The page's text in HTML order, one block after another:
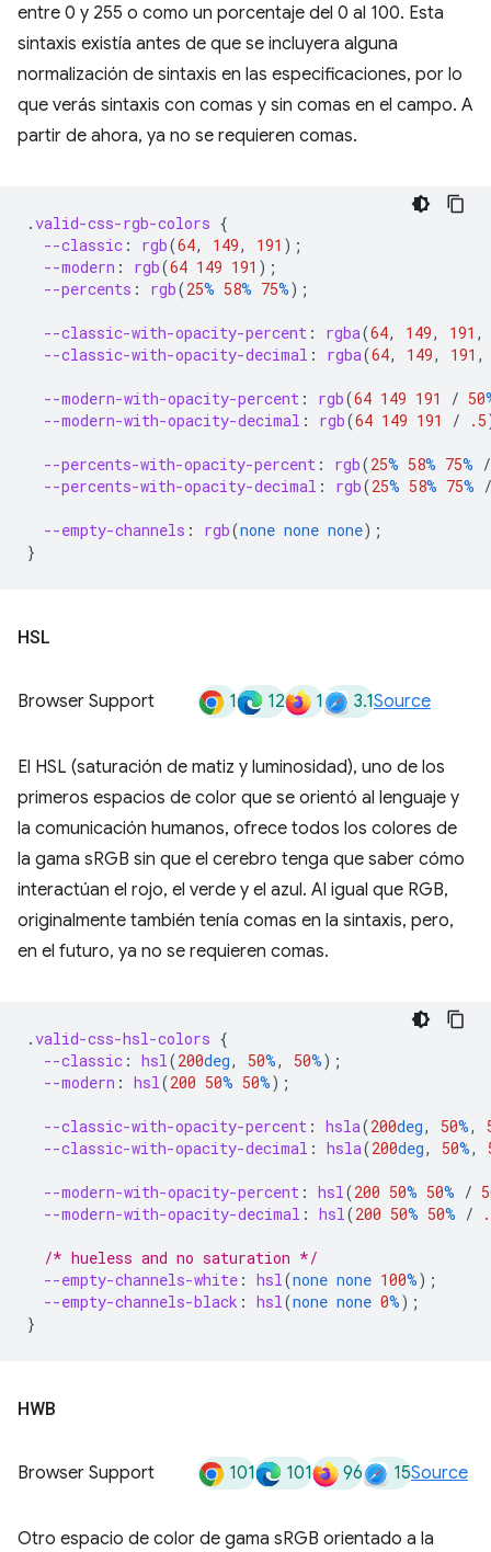
entre 0 y 255 o como un porcentaje del 0 al 100. Esta
sintaxis existía antes de que se incluyera alguna
normalización de sintaxis en las especificaciones, por lo
que verás sintaxis con comas y sin comas en el campo. A
partir de ahora, ya no se requieren comas.
.valid-css-rgb-colors {
--classic : rgb(64, 149, 191 );
--modern : rgb(64 149 191 );
--percents : rgb(25% 58% 75%);
--classic-with-opacity-percent : rgba(64, 149, 191 ,
--classic-with-opacity-decimal : rgba(64, 149, 191 ,
--modern-with-opacity-percent : rgb(64 149 191 / 50
--modern-with-opacity-decimal : rgb(64 149 191 / .5
--percents-with-opacity-percent : rgb(25% 58% 75% /
--percents-with-opacity-decimal : rgb(25% 58% 75% /
--empty-channels : rgb(none none none);
}
HSL
Browser Support 1 12 1 3.1Source
El HSL (saturación de matiz y luminosidad), uno de los
primeros espacios de color que se orientó al lenguaje y
la comunicación humanos, ofrece todos los colores de
la gama sRGB sin que el cerebro tenga que saber cómo
interactúan el rojo, el verde y el azul. Al igual que RGB,
originalmente también tenía comas en la sintaxis, pero,
en el futuro, ya no se requieren comas.
.valid-css-hsl-colors {
--classic : hsl(200deg, 50%, 50%);
--modern : hsl(200 50% 50%);
--classic-with-opacity-percent : hsla(200deg, 50%,
--classic-with-opacity-decimal : hsla(200deg, 50%,
--modern-with-opacity-percent : hsl(200 50% 50% /
--modern-with-opacity-decimal : hsl(200 50% 50% /
/* hueless and no saturation */
--empty-channels-white : hsl(none none 100%);
--empty-channels-black : hsl(none none 0%);
}
HWB
Browser Support 101 101 96 15Source
Otro espacio de color de gama sRGB orientado a la